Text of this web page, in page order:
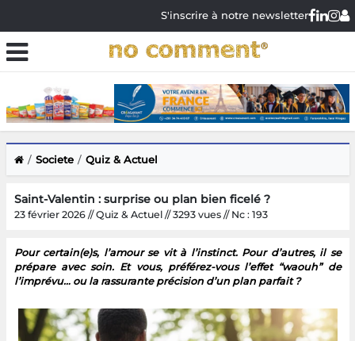
S'inscrire à notre newsletter
Societe Quiz & Actuel
Saint-Valentin : surprise ou plan bien ficelé ?
23 février 2026 // Quiz & Actuel // 3293 vues // Nc : 193
Pour certain(e)s, l’amour se vit à l’instinct. Pour d’autres, il se
prépare avec soin. Et vous, préférez-vous l’effet “waouh” de
l’imprévu… ou la rassurante précision d’un plan parfait ?